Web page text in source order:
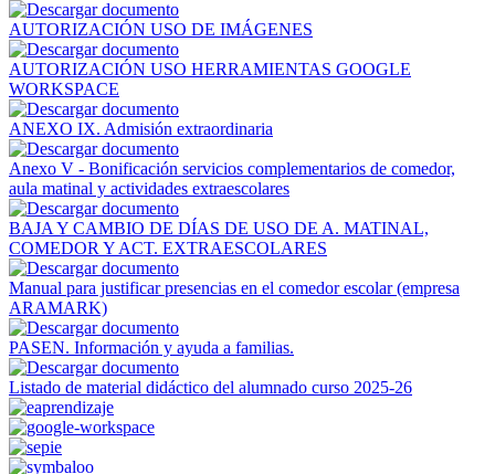
AUTORIZACIÓN USO DE IMÁGENES
AUTORIZACIÓN USO HERRAMIENTAS GOOGLE
WORKSPACE
ANEXO IX. Admisión extraordinaria
Anexo V - Bonificación servicios complementarios de comedor,
aula matinal y actividades extraescolares
BAJA Y CAMBIO DE DÍAS DE USO DE A. MATINAL,
COMEDOR Y ACT. EXTRAESCOLARES
Manual para justificar presencias en el comedor escolar (empresa
ARAMARK)
PASEN. Información y ayuda a familias.
Listado de material didáctico del alumnado curso 2025-26